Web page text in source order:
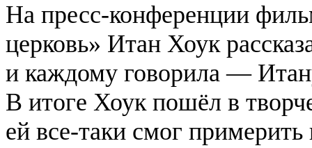
На пресс-конференции
церковь» Итан Хоук
и каждому говорила —
В итоге Хоук пошёл в
ей все-таки смог